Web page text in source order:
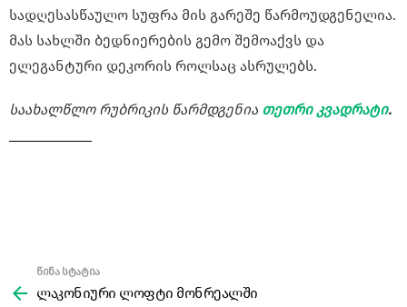
სადღესასწაულო სუფრა მის გარეშე წარმოუდგენელია.
მას სახლში ბედნიერების გემო შემოაქვს და
ელეგანტური დეკორის როლსაც ასრულებს.
საახალწლო რუბრიკის წარმდგენია თეთრი კვადრატი.
more
წინა სტატია
ლაკონიური ლოფტი მონრეალში